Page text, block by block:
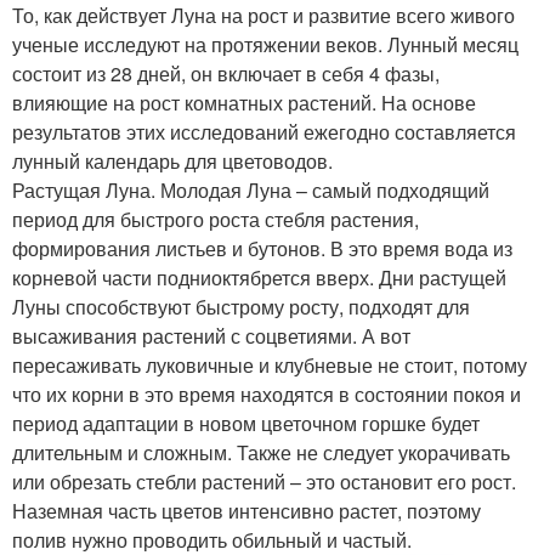
То, как действует Луна на рост и развитие всего живого
ученые исследуют на протяжении веков. Лунный месяц
состоит из 28 дней, он включает в себя 4 фазы,
влияющие на рост комнатных растений. На основе
результатов этих исследований ежегодно составляется
лунный календарь для цветоводов.
Растущая Луна. Молодая Луна – самый подходящий
период для быстрого роста стебля растения,
формирования листьев и бутонов. В это время вода из
корневой части подниоктябрется вверх. Дни растущей
Луны способствуют быстрому росту, подходят для
высаживания растений с соцветиями. А вот
пересаживать луковичные и клубневые не стоит, потому
что их корни в это время находятся в состоянии покоя и
период адаптации в новом цветочном горшке будет
длительным и сложным. Также не следует укорачивать
или обрезать стебли растений – это остановит его рост.
Наземная часть цветов интенсивно растет, поэтому
полив нужно проводить обильный и частый.